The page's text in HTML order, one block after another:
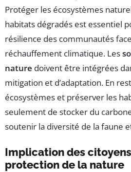
Protéger les écosystèmes
habitats dégradés est essentiel
résilience des communautés
réchauffement climatique. Les
nature doivent être intégrées
mitigation et d’adaptation. En
écosystèmes et préserver les
seulement de stocker du
soutenir la diversité de la faune
Implication des
protection de la nature